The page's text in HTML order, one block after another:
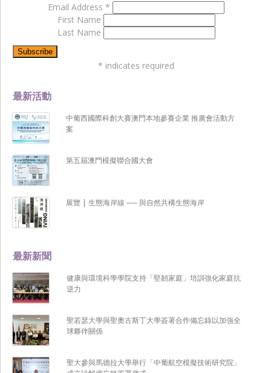
最新新聞
健康與環境科學學院支持「堅韌家庭」培訓強化家庭抗
逆力
聖若瑟大學與聖奧古斯丁大學簽署合作備忘錄以加強全
球夥伴關係
聖大參與馬德拉大學舉行「中葡航空模擬技術研究院」
最新活動
中葡西國際科創大賽澳門本地參賽企業 推廣會活動方
案
第五屆澳門模擬聯合國大會
展覽 | 生態海岸線 ── 與自然共構生態海岸
Email Address *
First Name
Last Name
* indicates required